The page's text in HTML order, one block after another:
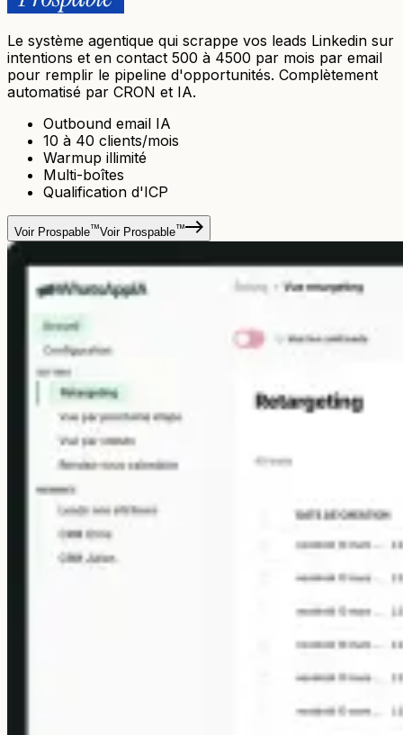
Le système agentique qui scrappe vos leads Linkedin sur
intentions et en contact 500 à 4500 par mois par email
pour remplir le pipeline d'opportunités. Complètement
automatisé par CRON et IA.
Outbound email IA
10 à 40 clients/mois
Warmup illimité
Multi-boîtes
Qualification d'ICP
Voir Prospable™Voir Prospable™